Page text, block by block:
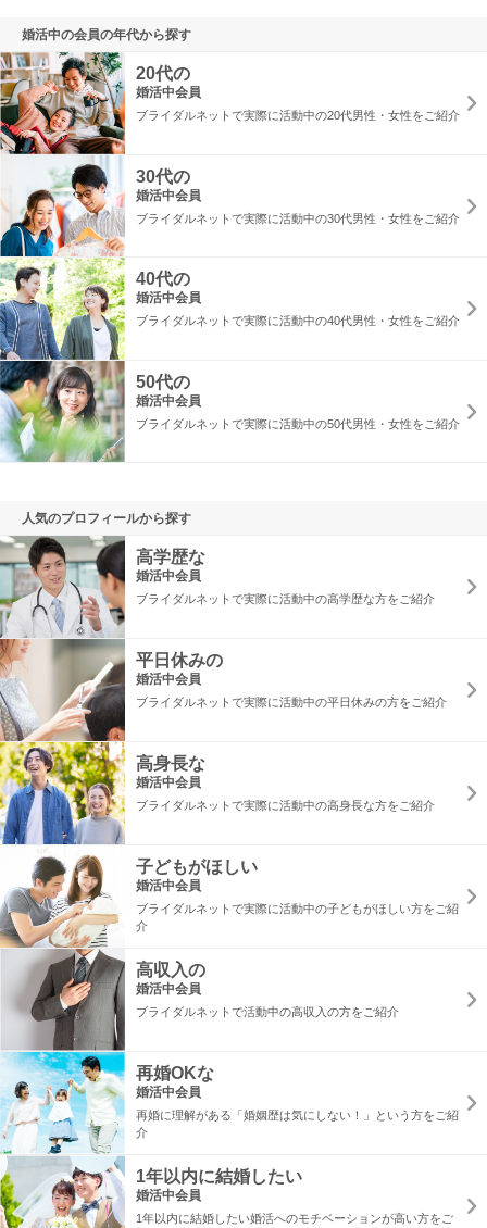
婚活中の会員の年代から探す
20代の
婚活中会員
ブライダルネットで実際に活動中の20代男性・女性をご紹介
30代の
婚活中会員
ブライダルネットで実際に活動中の30代男性・女性をご紹介
40代の
婚活中会員
ブライダルネットで実際に活動中の40代男性・女性をご紹介
50代の
婚活中会員
ブライダルネットで実際に活動中の50代男性・女性をご紹介
人気のプロフィールから探す
高学歴な
婚活中会員
ブライダルネットで実際に活動中の高学歴な方をご紹介
平日休みの
婚活中会員
ブライダルネットで実際に活動中の平日休みの方をご紹介
高身長な
婚活中会員
ブライダルネットで実際に活動中の高身長な方をご紹介
子どもがほしい
婚活中会員
ブライダルネットで実際に活動中の子どもがほしい方をご紹
介
高収入の
婚活中会員
ブライダルネットで活動中の高収入の方をご紹介
再婚OKな
婚活中会員
再婚に理解がある「婚姻歴は気にしない！」という方をご紹
介
1年以内に結婚したい
婚活中会員
1年以内に結婚したい婚活へのモチベーションが高い方をご